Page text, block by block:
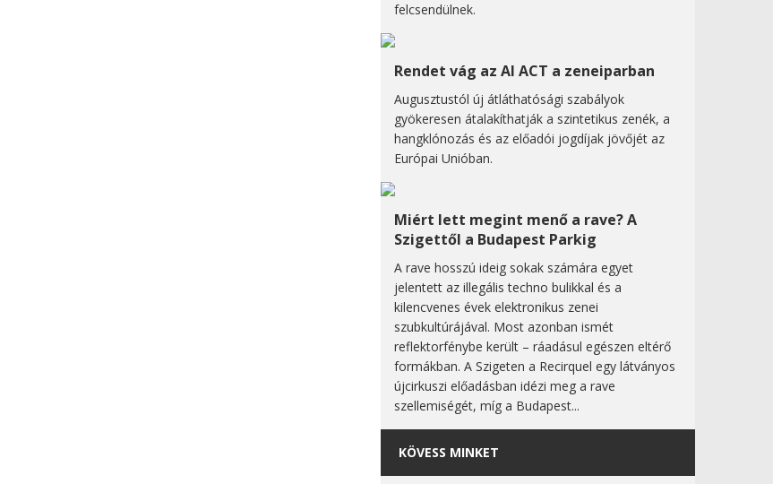
felcsendülnek.
Rendet vág az AI ACT a zeneiparban
Augusztustól új átláthatósági szabályok
gyökeresen átalakíthatják a szintetikus zenék, a
hangklónozás és az előadói jogdíjak jövőjét az
Európai Unióban.
Miért lett megint menő a rave? A
Szigettől a Budapest Parkig
A rave hosszú ideig sokak számára egyet
jelentett az illegális techno bulikkal és a
kilencvenes évek elektronikus zenei
szubkultúrájával. Most azonban ismét
reflektorfénybe került – ráadásul egészen eltérő
formákban. A Szigeten a Recirquel egy látványos
újcirkuszi előadásban idézi meg a rave
szellemiségét, míg a Budapest...
KÖVESS MINKET